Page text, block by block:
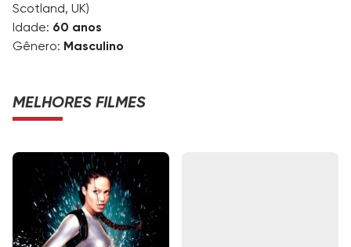
Scotland, UK)
Idade: 60 anos
Gênero: Masculino
MELHORES FILMES